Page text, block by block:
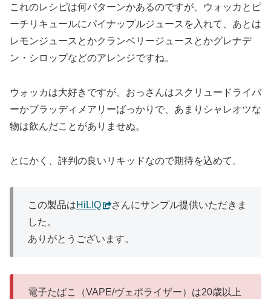
これのレシピは何パターンかあるのですが、ウォッカとピ
ーチリキュールにパイナップルジュースを入れて、あとは
レモンジュースとかクランベリージュースとかグレナデ
ン・シロップなどのアレンジですね。
ウォッカは大好きですが、おっさんはスクリュードライバ
ーかブラッディメアリーばっかりで、あまりシャレオツな
物は飲んだことがありませぬ。
とにかく、評判の良いリキッドなので期待を込めて。
この製品はHiLIQ
さんにサンプル提供いただきま
した。
ありがとうございます。
電子たばこ（VAPE/ヴェポライザー）は20歳以上